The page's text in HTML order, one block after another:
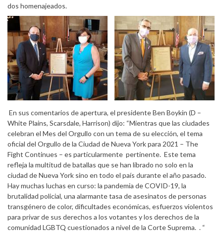
dos homenajeados.
En sus comentarios de apertura, el presidente Ben Boykin (D –
White Plains, Scarsdale, Harrison) dijo: “Mientras que las ciudades
celebran el Mes del Orgullo con un tema de su elección, el tema
oficial del Orgullo de la Ciudad de Nueva York para 2021 – The
Fight Continues – es particularmente pertinente. Este tema
refleja la multitud de batallas que se han librado no solo en la
ciudad de Nueva York sino en todo el país durante el año pasado.
Hay muchas luchas en curso: la pandemia de COVID-19, la
brutalidad policial, una alarmante tasa de asesinatos de personas
transgénero de color, dificultades económicas, esfuerzos violentos
para privar de sus derechos a los votantes y los derechos de la
comunidad LGBTQ cuestionados a nivel de la Corte Suprema. . “